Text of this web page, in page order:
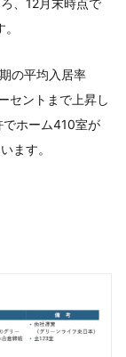
の平均入居率
セントまで上昇し
でホーム410室が
ます。